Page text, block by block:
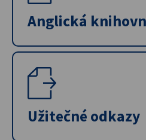
Anglická
Užitečné odkazy